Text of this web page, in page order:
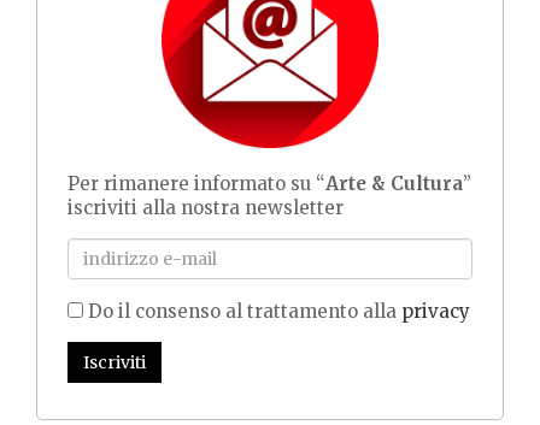
Per rimanere informato su “Arte & Cultura”
iscriviti alla nostra newsletter
Do il consenso al trattamento alla privacy
Iscriviti